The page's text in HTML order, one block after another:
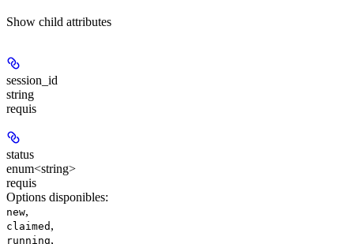
Show child attributes
session_id
string
requis
status
enum<string>
requis
Options disponibles:
new,
claimed ,
running,